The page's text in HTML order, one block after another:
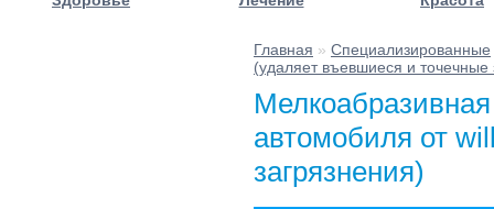
Главная » Специализированные
(удаляет въевшиеся и точечные
Мелкоабразивная
автомобиля от
загрязнения)